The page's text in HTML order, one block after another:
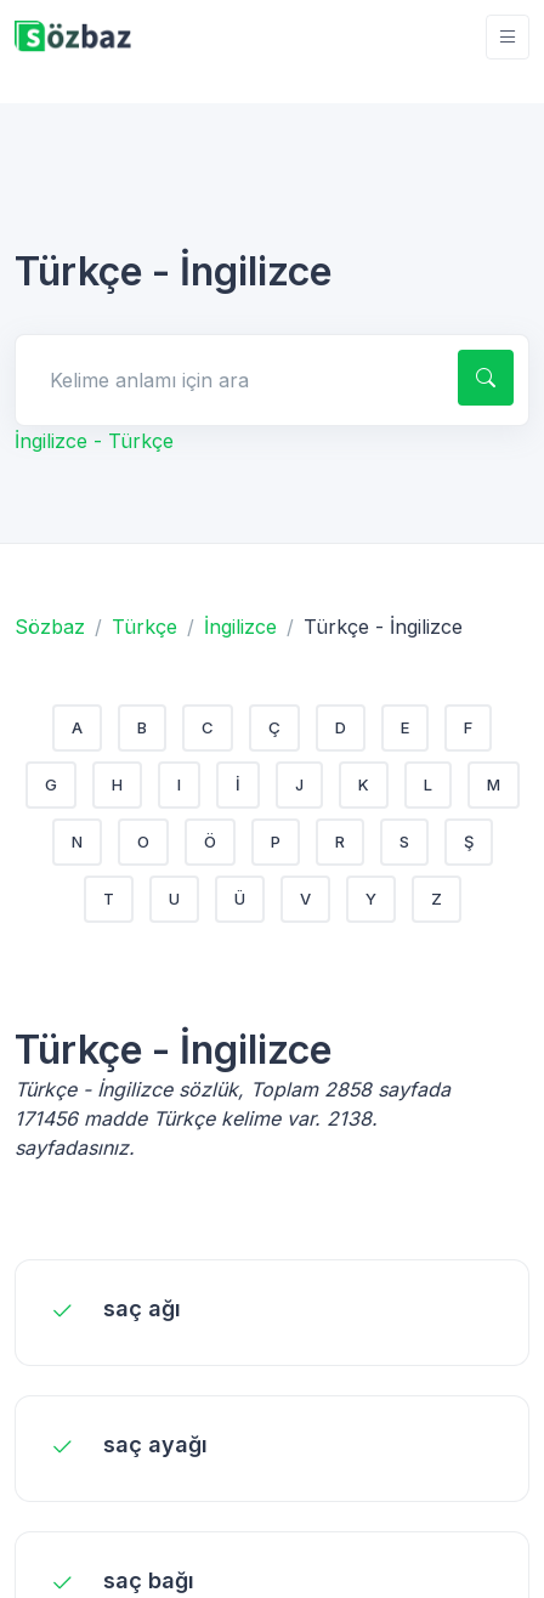
Türkçe - İngilizce
İngilizce - Türkçe
Sözbaz Türkçe İngilizce Türkçe - İngilizce
A B C Ç D E F
G H I İ J K L M
N O Ö P R S Ş
T U Ü V Y Z
Türkçe - İngilizce
Türkçe - İngilizce sözlük, Toplam 2858 sayfada
171456 madde Türkçe kelime var. 2138.
sayfadasınız.
saç ağı
saç ayağı
saç bağı